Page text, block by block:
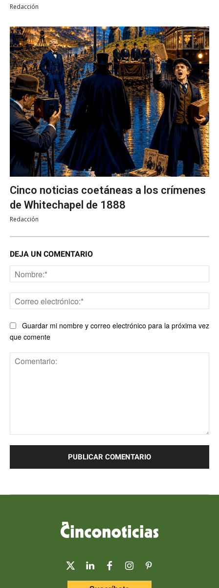
Redacción
Cinco noticias coetáneas a los crímenes
de Whitechapel de 1888
Redacción
DEJA UN COMENTARIO
Guardar mi nombre y correo electrónico para la próxima vez
que comente